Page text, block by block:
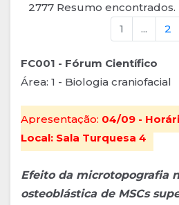
2777 Resumo encontrados.
1
... 2
FC001 - Fórum Científico
Área: 1 - Biologia craniofacial
Apresentação: 04/09 -
Local: Sala Turquesa 4
Efeito da microtopografia
osteoblástica de MSCs